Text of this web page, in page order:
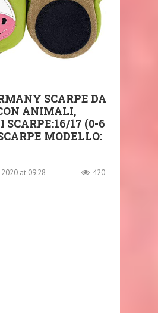
SCARPE DA
ANIMALI,
SCARPE:16/17 (0-6
MODELLO:
at 09:28 420